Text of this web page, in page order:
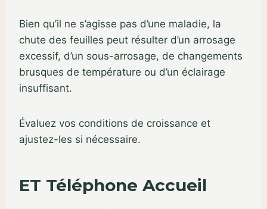
Bien qu’il ne s’agisse pas d’une maladie, la
chute des feuilles peut résulter d’un arrosage
excessif, d’un sous-arrosage, de changements
brusques de température ou d’un éclairage
insuffisant.
Évaluez vos conditions de croissance et
ajustez-les si nécessaire.
ET Téléphone Accueil